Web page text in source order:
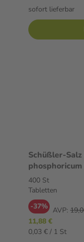
sofort lieferbar
Schüßler-Salz
400 St
Tabletten
-37% AVP:
11,88 €
0,03 € / 1 St